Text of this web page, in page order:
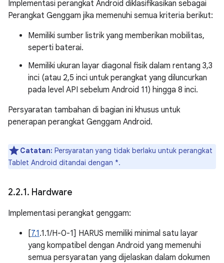
Implementasi perangkat Android diklasifikasikan sebagai
Perangkat Genggam jika memenuhi semua kriteria berikut:
Memiliki sumber listrik yang memberikan mobilitas,
seperti baterai.
Memiliki ukuran layar diagonal fisik dalam rentang 3,3
inci (atau 2,5 inci untuk perangkat yang diluncurkan
pada level API sebelum Android 11) hingga 8 inci.
Persyaratan tambahan di bagian ini khusus untuk
penerapan perangkat Genggam Android.
Catatan: Persyaratan yang tidak berlaku untuk perangkat
Tablet Android ditandai dengan *.
2.2.1. Hardware
Implementasi perangkat genggam:
[7.1.1.1/H-0-1] HARUS memiliki minimal satu layar
yang kompatibel dengan Android yang memenuhi
semua persyaratan yang dijelaskan dalam dokumen